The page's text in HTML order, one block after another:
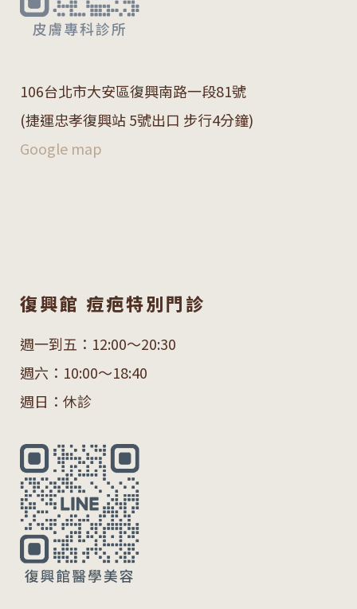
106台北市大安區復興南路一段81號
(捷運忠孝復興站 5號出口 步行4分鐘)
Google map
復興館 痘疤特別門診
週一到五：12:00～20:30
週六：10:00～18:40
週日：休診